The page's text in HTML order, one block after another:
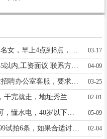
03-17
金融中心招聘保洁保安,年龄55以内,工资面议 联系方式：18631935665 04-09
【招聘】 新华南路小区物业招聘办公室客服，要求20-40岁之间，会基本电脑操作，联系电话：17503370882 03-25
02-01
招空调安装工，有无经验均可，懂水电，40岁以下，月公休2天，工资5千-7千，一年以后交社保15732101904 05-09
本人做拍摄剪辑多年，现在299试拍6条，如果合适讨论合作事宜，人设，lp ，宣传，联系19203094292 02-04